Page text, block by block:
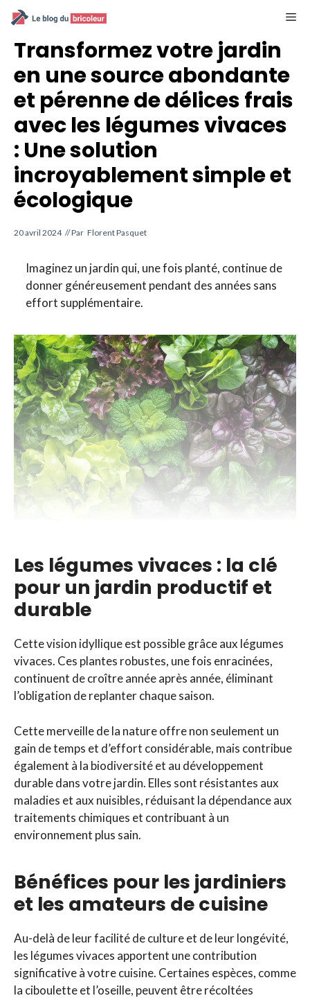
Aller
au
contenu
Transformez votre jardin
en une source abondante
et pérenne de délices frais
avec les légumes vivaces
: Une solution
incroyablement simple et
écologique
20 avril 2024 // Par Florent Pasquet
Imaginez un jardin qui, une fois planté, continue de
donner généreusement pendant des années sans
effort supplémentaire.
Les légumes vivaces : la clé
pour un jardin productif et
durable
Cette vision idyllique est possible grâce aux légumes
vivaces. Ces plantes robustes, une fois enracinées,
continuent de croître année après année, éliminant
l’obligation de replanter chaque saison.
Cette merveille de la nature offre non seulement un
gain de temps et d’effort considérable, mais contribue
également à la biodiversité et au développement
durable dans votre jardin. Elles sont résistantes aux
maladies et aux nuisibles, réduisant la dépendance aux
traitements chimiques et contribuant à un
environnement plus sain.
Bénéfices pour les jardiniers
et les amateurs de cuisine
Au-delà de leur facilité de culture et de leur longévité,
les légumes vivaces apportent une contribution
significative à votre cuisine. Certaines espèces, comme
la ciboulette et l’oseille, peuvent être récoltées